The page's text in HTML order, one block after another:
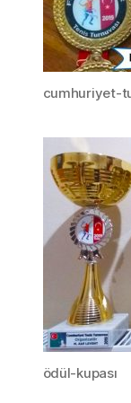
cumhuriyet-
ödül-kupası